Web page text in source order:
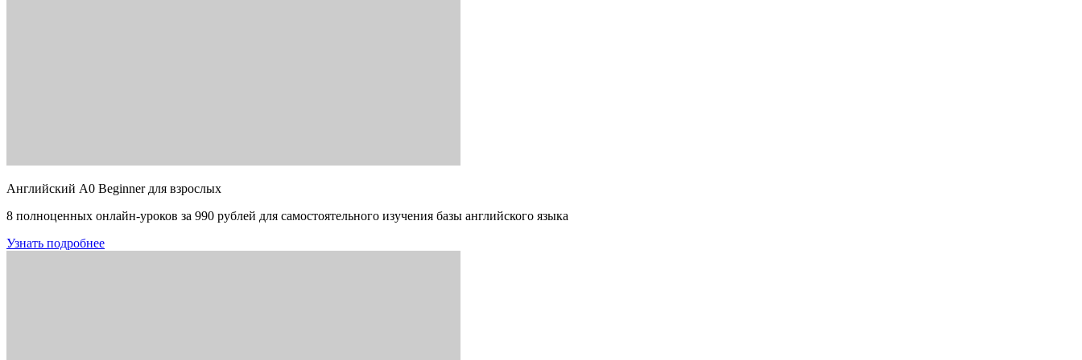
Английский A0 Beginner для взрослых
8 полноценных онлайн-уроков за 990 рублей для самостоятельного изучения базы английского языка
Узнать подробнее